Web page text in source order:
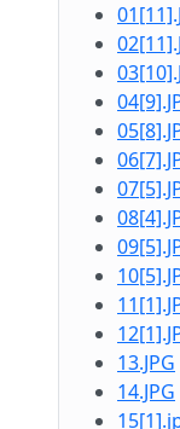
13.JPG
14.JPG